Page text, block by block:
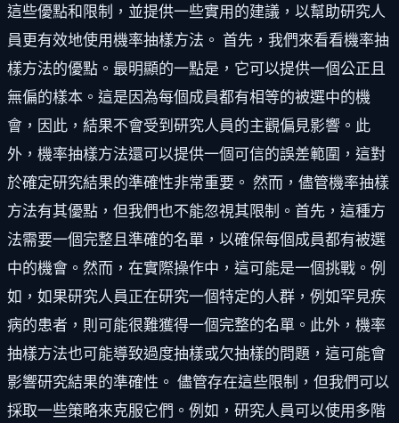
這些優點和限制，並提供一些實用的建議，以幫助研究人
員更有效地使用機率抽樣方法。 首先，我們來看看機率抽
樣方法的優點。最明顯的一點是，它可以提供一個公正且
無偏的樣本。這是因為每個成員都有相等的被選中的機
會，因此，結果不會受到研究人員的主觀偏見影響。此
外，機率抽樣方法還可以提供一個可信的誤差範圍，這對
於確定研究結果的準確性非常重要。 然而，儘管機率抽樣
方法有其優點，但我們也不能忽視其限制。首先，這種方
法需要一個完整且準確的名單，以確保每個成員都有被選
中的機會。然而，在實際操作中，這可能是一個挑戰。例
如，如果研究人員正在研究一個特定的人群，例如罕見疾
病的患者，則可能很難獲得一個完整的名單。此外，機率
抽樣方法也可能導致過度抽樣或欠抽樣的問題，這可能會
影響研究結果的準確性。 儘管存在這些限制，但我們可以
採取一些策略來克服它們。例如，研究人員可以使用多階